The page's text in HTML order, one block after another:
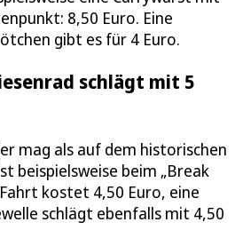
8,50 Euro. Eine
gibt es für 4 Euro.
schlägt mit 5
mag als auf dem historischen
beispielsweise beim „Break
kostet 4,50 Euro, eine
schlägt ebenfalls mit 4,50